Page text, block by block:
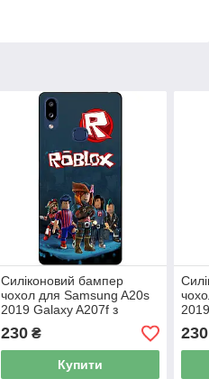
Силіконовий бампер
чохол для Samsung A20s
2019 Galaxy A207f з
230₴
Купити
230